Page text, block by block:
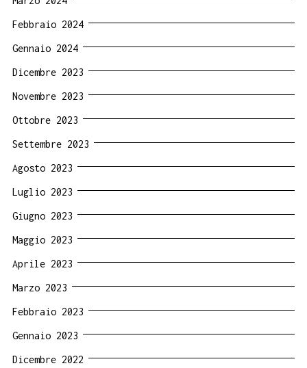
Febbraio 2024
Gennaio 2024
Dicembre 2023
Novembre 2023
Ottobre 2023
Settembre 2023
Agosto 2023
Luglio 2023
Giugno 2023
Maggio 2023
Aprile 2023
Marzo 2023
Febbraio 2023
Gennaio 2023
Dicembre 2022